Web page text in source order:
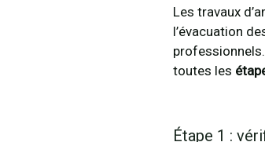
Les travaux
l’évacuation
toutes les
Étape 1 :